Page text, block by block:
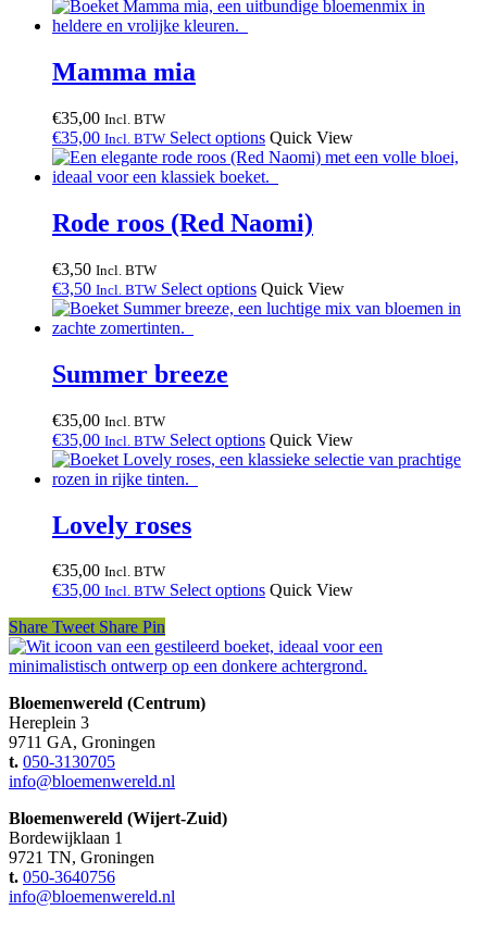
Mamma mia
€35,00 Incl. BTW
€35,00 Incl. BTW Select options Quick View
Rode roos (Red Naomi)
€3,50 Incl. BTW
€3,50 Incl. BTW Select options Quick View
Summer breeze
€35,00 Incl. BTW
€35,00 Incl. BTW Select options Quick View
Lovely roses
€35,00 Incl. BTW
€35,00 Incl. BTW Select options Quick View
Share Tweet Share Pin
Bloemenwereld (Centrum)
Hereplein 3
9711 GA, Groningen
t. 050-3130705
info@bloemenwereld.nl
Bloemenwereld (Wijert-Zuid)
Bordewijklaan 1
9721 TN, Groningen
t. 050-3640756
info@bloemenwereld.nl